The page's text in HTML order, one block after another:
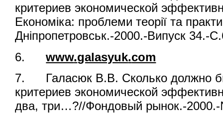
критериев экономической
Економіка: проблеми теорії та
Дніпропетровськ.-2000.-Випуск 34.-
6.www.galasyuk.com
7. Галасюк В.В. Сколько должно
критериев экономической
два, три…?//Фондовый рынок.-